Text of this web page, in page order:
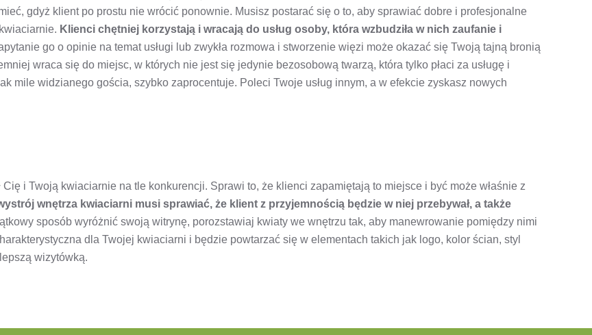
gdyż klient po prostu nie wrócić ponownie. Musisz postarać się o to, aby sprawiać dobre i profesjonalne
Klienci chętniej korzystają i wracają do usług osoby, która wzbudziła w nich zaufanie i
go o opinie na temat usługi lub zwykła rozmowa i stworzenie więzi może okazać się Twoją tajną bronią
wraca się do miejsc, w których nie jest się jedynie bezosobową twarzą, która tylko płaci za usługę i
mile widzianego gościa, szybko zaprocentuje. Poleci Twoje usług innym, a w efekcie zyskasz nowych
i Twoją kwiaciarnie na tle konkurencji. Sprawi to, że klienci zapamiętają to miejsce i być może właśnie z
wnętrza kwiaciarni musi sprawiać, że klient z przyjemnością będzie w niej przebywał, a także
sposób wyróżnić swoją witrynę, porozstawiaj kwiaty we wnętrzu tak, aby manewrowanie pomiędzy nimi
dla Twojej kwiaciarni i będzie powtarzać się w elementach takich jak logo, kolor ścian, styl
wizytówką.